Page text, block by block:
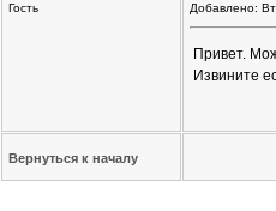
Гость
Добавлено:
Привет.
Извините
Вернуться к началу